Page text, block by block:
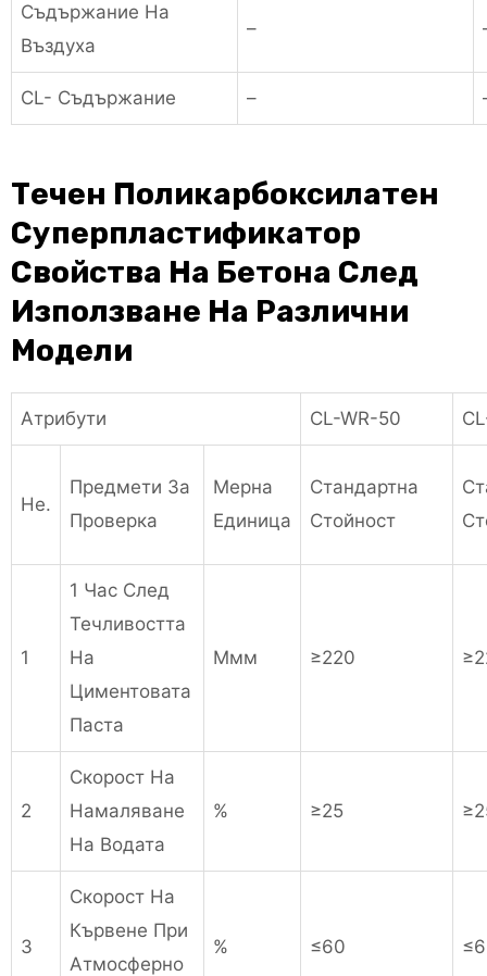
Съдържание На
Въздуха
–
CL- Съдържание –
Течен Поликарбоксилатен
Суперпластификатор
Свойства На Бетона След
Използване На Различни
Модели
Атрибути CL-WR-50
Не.
Предмети За
Проверка
Мерна
Единица
Стандартна
Стойност
1
1 Час След
Течливостта
На
Циментовата
Паста
Ммм ≥220
2
Скорост На
Намаляване
На Водата
% ≥25
3
Скорост На
Кървене При
Атмосферно
% ≤60